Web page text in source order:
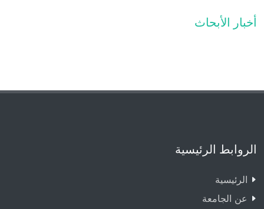
أخبار الأبحاث
الروابط الرئيسية
الرئيسية
عن الجامعة